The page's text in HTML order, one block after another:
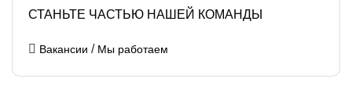
СТАНЬТЕ ЧАСТЬЮ НАШЕЙ КОМАНДЫ
Вакансии / Мы работаем